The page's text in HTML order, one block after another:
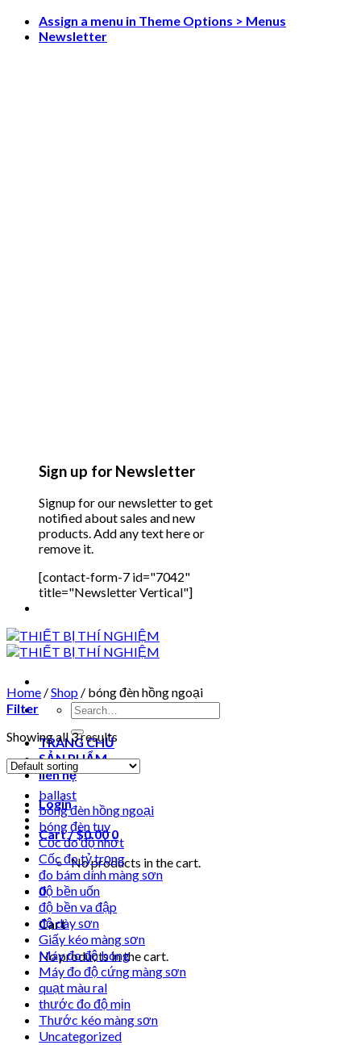
Skip
Assign a menu in Theme Options > Menus
Newsletter
Sign up for Newsletter
Signup for our newsletter to get
notified about sales and new
products. Add any text here or
remove it.
[contact-form-7 id="7042"
title="Newsletter Vertical"]
Search
for:
TRANG CHỦ
SẢN PHẨM
liên hệ
Login
Cart /$0.00 0
No products in the cart.
0
Cart
No products in the cart.
Home /Shop / bóng đèn hồng ngoại
Filter
Showing all 3 results
ballast
bóng đèn hồng ngoại
bóng đèn tuv
Cốc đo độ nhớt
Cốc đo tỷ trọng
đo bám dính màng sơn
độ bền uốn
độ bền va đập
độ dày sơn
Giấy kéo màng sơn
Máy đo độ bóng
Máy đo độ cứng màng sơn
quạt màu ral
thước đo độ mịn
Thước kéo màng sơn
Uncategorized